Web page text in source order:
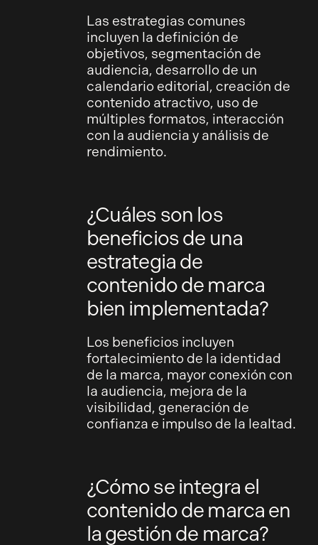
Las estrategias comunes
incluyen la definición de
objetivos, segmentación de
audiencia, desarrollo de un
calendario editorial, creación de
contenido atractivo, uso de
múltiples formatos, interacción
con la audiencia y análisis de
rendimiento.
¿Cuáles son los
beneficios de una
estrategia de
contenido de marca
bien implementada?
Los beneficios incluyen
fortalecimiento de la identidad
de la marca, mayor conexión con
la audiencia, mejora de la
visibilidad, generación de
confianza e impulso de la lealtad.
¿Cómo se integra el
contenido de marca en
la gestión de marca?